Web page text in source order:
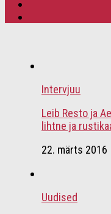
Intervjuu
Leib Resto ja
lihtne ja
22. märts 2016
Uudised